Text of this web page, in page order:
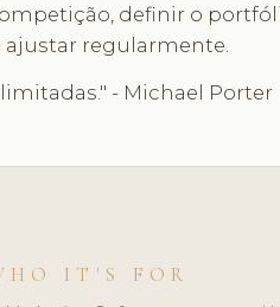
definir o
regularmente.
- Michael Porter
IT'S FOR